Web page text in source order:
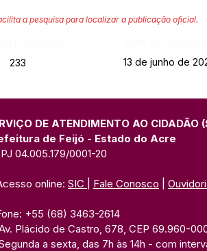
a pesquisa para localizar a publicação oficial.
233 13 de junho de
DE ATENDIMENTO AO CIDADÃO
de Feijó - Estado do Acre
04.005.179/0001-20
online: SIC Fale Conosco
+55 (68) 3463-2614
Plácido de Castro, 678, CEP 69.960-
a sexta, das 7h às 14h - com